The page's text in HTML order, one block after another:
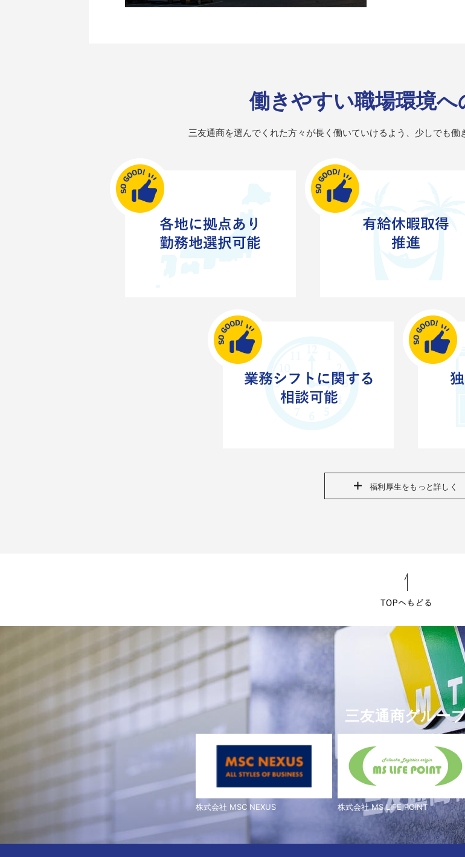
働きやすい職場環境へ
三友通商を選んでくれた方々が長く働いていけるよう、少しでも働
福利厚生をもっと詳しく
三友通商グルー
株式会社 MSC NEXUS 株式会社 MS LIFE POINT